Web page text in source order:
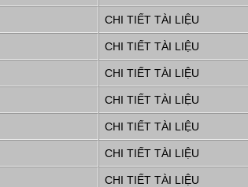
CHI TIẾT TÀI LIỆU
CHI TIẾT TÀI LIỆU
CHI TIẾT TÀI LIỆU
CHI TIẾT TÀI LIỆU
CHI TIẾT TÀI LIỆU
CHI TIẾT TÀI LIỆU
CHI TIẾT TÀI LIỆU